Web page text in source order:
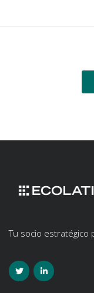
Tu socio estratégico